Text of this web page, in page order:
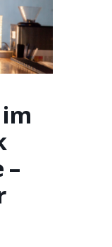
–